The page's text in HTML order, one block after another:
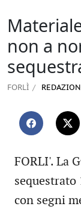
non a
FORLÌ
FORLI'. La
con segni